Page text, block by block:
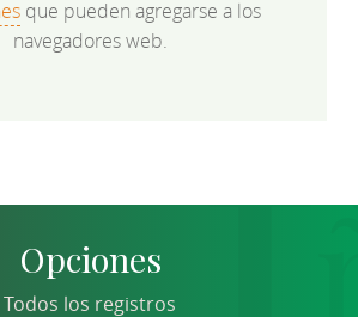
que pueden agregarse a los
navegadores web.
Opciones
Todos los registros